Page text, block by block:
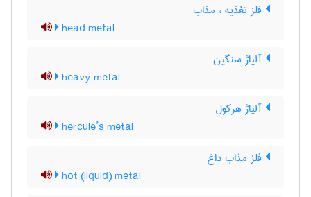
فلز تغذیه ، مذاب
head metal
آلیاژ سنگین
heavy metal
آلیاژ هرکول
hercule’s metal
فلز مذاب داغ
hot (liquid) metal